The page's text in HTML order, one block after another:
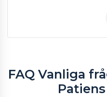
FAQ Vanliga